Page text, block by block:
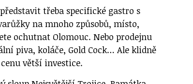
třeba specifické gastro s
na mnoho způsobů, místo,
ochutnat Olomouc. Nebo prodejnu
piva, koláče, Gold Cock… Ale klidně
větší investice.